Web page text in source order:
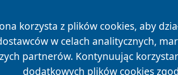
korzysta z plików cookies, aby
w celach analitycznych,
partnerów. Kontynuując
dodatkowych plików cookies
News